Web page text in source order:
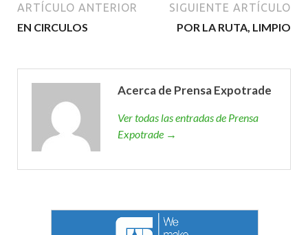
ARTÍCULO ANTERIOR
EN CIRCULOS
SIGUIENTE ARTÍCULO
POR LA RUTA, LIMPIO
Acerca de Prensa Expotrade
Ver todas las entradas de Prensa
Expotrade →